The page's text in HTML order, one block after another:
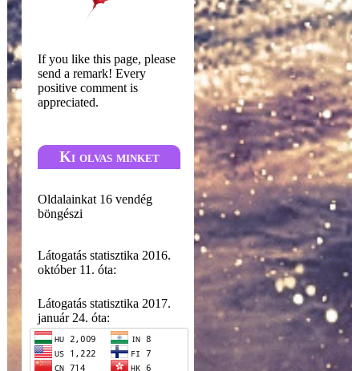
If you like this page, please
send a remark! Every
positive comment is
appreciated.
Ki olvas minket
Oldalainkat 16 vendég
böngészi
Látogatás statisztika 2016.
október 11. óta:
Látogatás statisztika 2017.
január 24. óta: